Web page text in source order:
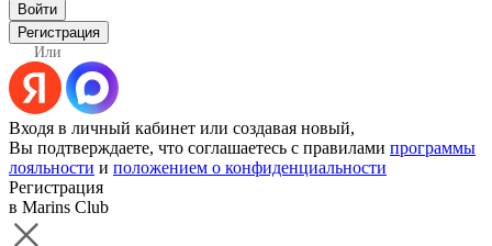
Войти
Регистрация
Или
Входя в личный кабинет или создавая новый,
Вы подтверждаете, что соглашаетесь с правилами программы
лояльности и положением о конфиденциальности
Регистрация
в Marins Club